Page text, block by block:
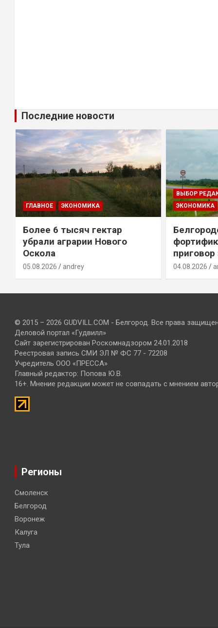
Последние новости
ГЛАВНОЕ ЭКОНОМИКА
Более 6 тысяч гектар
убрали аграрии Нового
Оскола
05.08.2026 andrey
ВЫБОР
ЭКОНОМИКА
04.08.2026
© 2015 – 2026 GUDVILL.COM - Белгород. Все права
Деловой портал «Гудвилл»
Сайт зарегистрирован Роскомнадзором 24.01.2018
Реестровая запись СМИ ЭЛ № ФС 77 - 72208
Учредитель ООО «ПРЕССА»
Главный редактор: Попова Ю.В.
16+. Мнение редакции может не совпадать с мнением
Регионы
Смоленск
Белгород
Воронеж
Калуга
Тула